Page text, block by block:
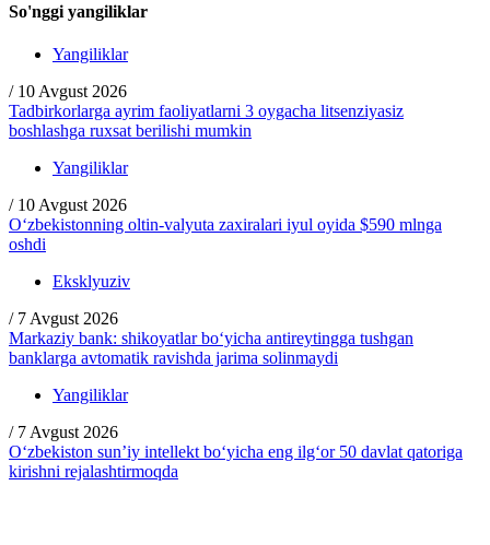
So'nggi yangiliklar
Yangiliklar
/ 10 Avgust 2026
Tadbirkorlarga ayrim faoliyatlarni 3 oygacha litsenziyasiz
boshlashga ruxsat berilishi mumkin
Yangiliklar
/ 10 Avgust 2026
O‘zbekistonning oltin-valyuta zaxiralari iyul oyida $590 mlnga
oshdi
Eksklyuziv
/ 7 Avgust 2026
Markaziy bank: shikoyatlar bo‘yicha antireytingga tushgan
banklarga avtomatik ravishda jarima solinmaydi
Yangiliklar
/ 7 Avgust 2026
O‘zbekiston sun’iy intellekt bo‘yicha eng ilg‘or 50 davlat qatoriga
kirishni rejalashtirmoqda